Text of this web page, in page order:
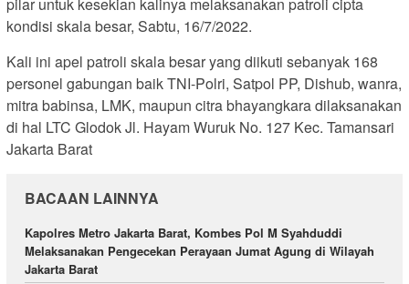
kondisi skala besar, Sabtu, 16/7/2022.
Kali ini apel patroli skala besar yang diikuti sebanyak 168
personel gabungan baik TNI-Polri, Satpol PP, Dishub, wanra,
mitra babinsa, LMK, maupun citra bhayangkara dilaksanakan
di hal LTC Glodok Jl. Hayam Wuruk No. 127 Kec. Tamansari
Jakarta Barat
BACAAN LAINNYA
Kapolres Metro Jakarta Barat, Kombes Pol M Syahduddi
Melaksanakan Pengecekan Perayaan Jumat Agung di Wilayah
Jakarta Barat